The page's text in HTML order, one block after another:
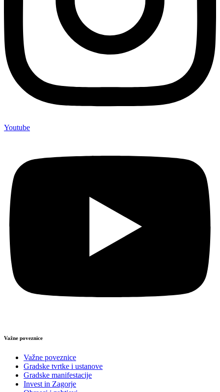
Youtube
Važne poveznice
Važne poveznice
Gradske tvrtke i ustanove
Gradske manifestacije
Invest in Zagorje